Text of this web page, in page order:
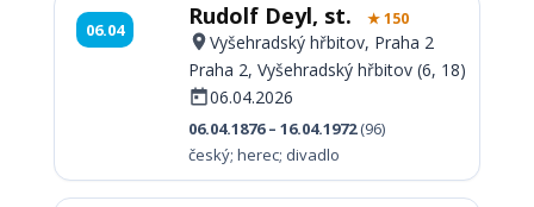
06.04 Rudolf Deyl, st. ★ 150
Vyšehradský hřbitov, Praha 2
Praha 2, Vyšehradský hřbitov (6, 18)
06.04.2026
06.04.1876 – 16.04.1972(96)
český; herec; divadlo